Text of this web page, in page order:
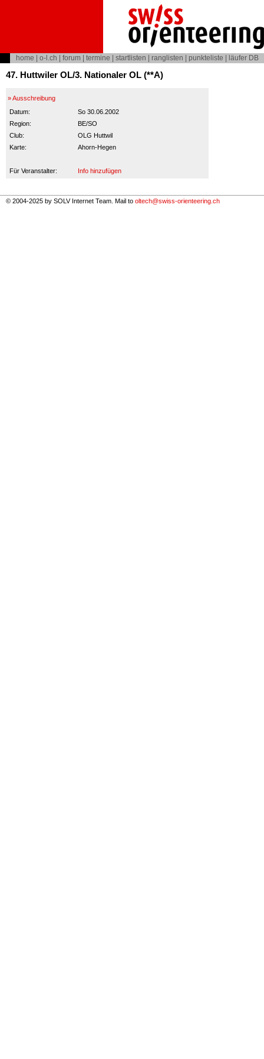
home o-l.ch forum termine startlisten ranglisten punkteliste läufer DB
47. Huttwiler OL/3. Nationaler OL (**A)
» Ausschreibung
Datum:
So 30.06.2002
Region:
BE/SO
Club:
OLG Huttwil
Karte:
Ahorn-Hegen
Für Veranstalter: Info hinzufügen
© 2004-2025 by SOLV Internet Team. Mail to oltech@swiss-orienteering.ch